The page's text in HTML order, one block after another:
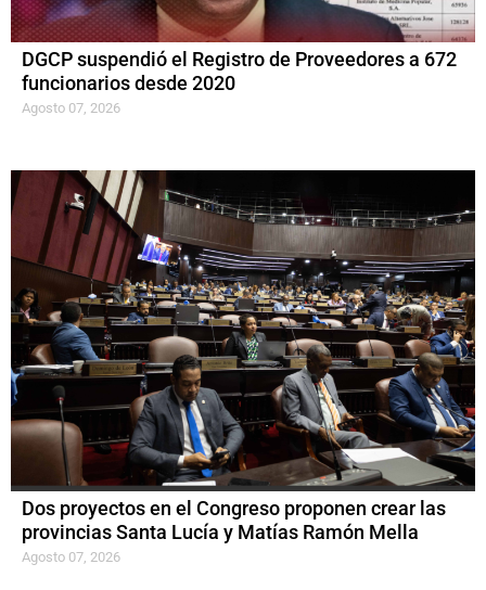
DGCP suspendió el Registro de Proveedores a 672
funcionarios desde 2020
Agosto 07, 2026
Dos proyectos en el Congreso proponen crear las
provincias Santa Lucía y Matías Ramón Mella
Agosto 07, 2026